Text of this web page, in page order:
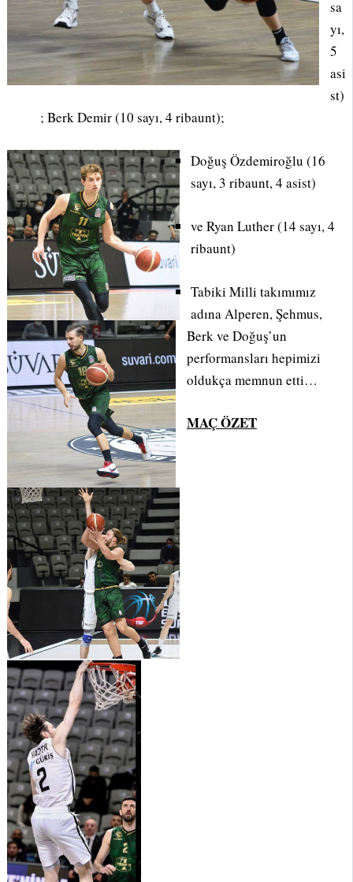
sa
yı,
5
asi
st)
; Berk Demir (10 sayı, 4 ribaunt);
Doğuş Özdemiroğlu (16
sayı, 3 ribaunt, 4 asist)
ve Ryan Luther (14 sayı, 4
ribaunt)
Tabiki Milli takımımız
adına Alperen, Şehmus,
Berk ve Doğuş’un
performansları hepimizi
oldukça memnun etti…
MAÇ ÖZET